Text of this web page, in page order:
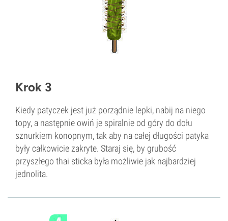
Krok 3
Kiedy patyczek jest już porządnie lepki, nabij na niego
topy, a następnie owiń je spiralnie od góry do dołu
sznurkiem konopnym, tak aby na całej długości patyka
były całkowicie zakryte. Staraj się, by grubość
przyszłego thai sticka była możliwie jak najbardziej
jednolita.